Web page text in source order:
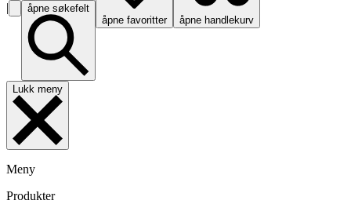
|
åpne søkefelt
åpne favoritter
åpne handlekurv
Lukk meny
Meny
Produkter